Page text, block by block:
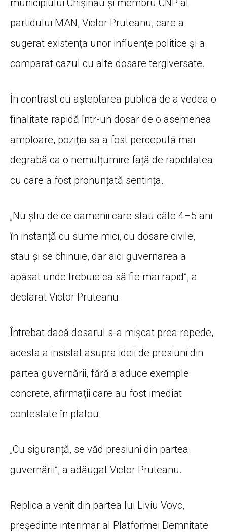
partidului MAN, Victor Pruteanu, care a
sugerat existența unor influențe politice și a
comparat cazul cu alte dosare tergiversate.
În contrast cu așteptarea publică de a vedea o
finalitate rapidă într-un dosar de o asemenea
amploare, poziția sa a fost percepută mai
degrabă ca o nemulțumire față de rapiditatea
cu care a fost pronunțată sentința.
„Nu știu de ce oamenii care stau câte 4–5 ani
în instanță cu sume mici, cu dosare civile,
stau și se chinuie, dar aici guvernarea a
apăsat unde trebuie ca să fie mai rapid”, a
declarat Victor Pruteanu.
Întrebat dacă dosarul s-a mișcat prea repede,
acesta a insistat asupra ideii de presiuni din
partea guvernării, fără a aduce exemple
concrete, afirmații care au fost imediat
contestate în platou.
„Cu siguranță, se văd presiuni din partea
guvernării”, a adăugat Victor Pruteanu.
Replica a venit din partea lui Liviu Vovc,
președinte interimar al Platformei Demnitate